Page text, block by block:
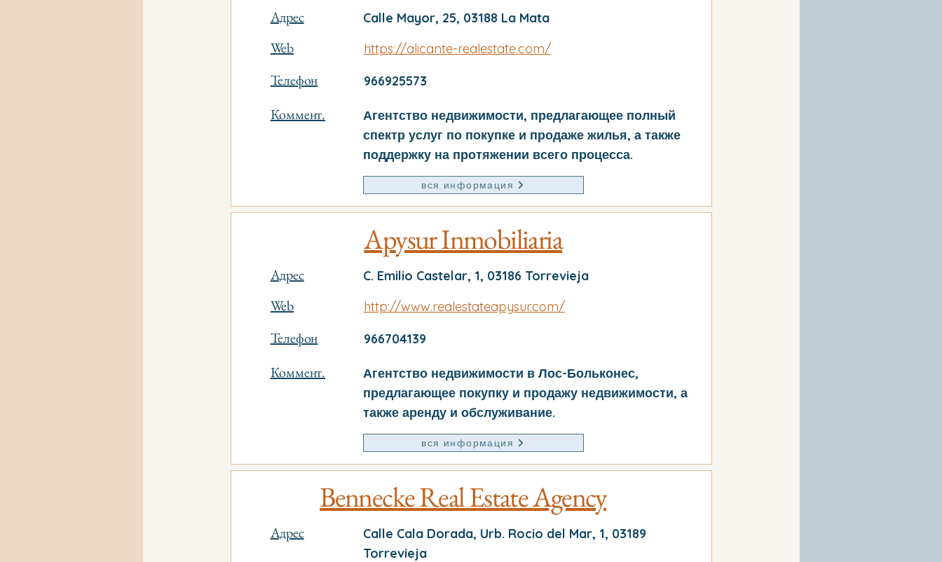
Адрес
Web
Телефон
Коммент.
Calle Mayor, 25, 03188 La Mata
https://alicante-realestate.com/
966925573
Агентство недвижимости, предлагающее полный
спектр услуг по покупке и продаже жилья, а также
поддержку на протяжении всего процесса.
вся информация
Apysur Inmobiliaria
Адрес
Web
Телефон
Коммент.
C. Emilio Castelar, 1, 03186 Torrevieja
http://www.realestateapysur.com/
966704139
Агентство недвижимости в Лос-Больконес,
предлагающее покупку и продажу недвижимости, а
также аренду и обслуживание.
вся информация
Bennecke Real Estate Agency
Адрес
Calle Cala Dorada, Urb. Rocio del Mar, 1, 03189
Torrevieja